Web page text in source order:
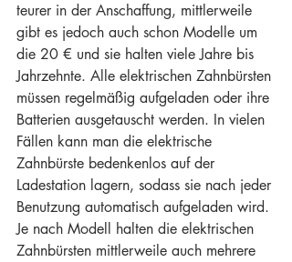
teurer in der Anschaffung, mittlerweile
gibt es jedoch auch schon Modelle um
die 20 € und sie halten viele Jahre bis
Jahrzehnte. Alle elektrischen Zahnbürsten
müssen regelmäßig aufgeladen oder ihre
Batterien ausgetauscht werden. In vielen
Fällen kann man die elektrische
Zahnbürste bedenkenlos auf der
Ladestation lagern, sodass sie nach jeder
Benutzung automatisch aufgeladen wird.
Je nach Modell halten die elektrischen
Zahnbürsten mittlerweile auch mehrere